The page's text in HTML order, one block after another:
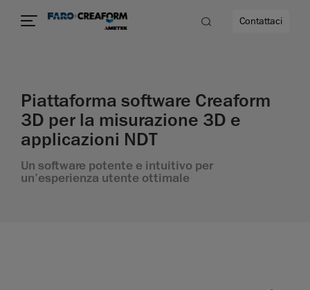
Contattaci
Piattaforma software Creaform
3D per la misurazione 3D e
applicazioni NDT
Un software potente e intuitivo per
un’esperienza utente ottimale